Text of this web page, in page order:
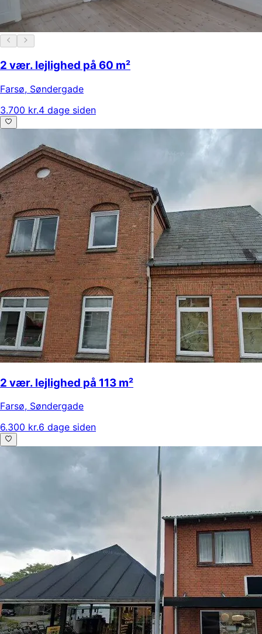
2 vær. lejlighed på 60 m²
Farsø, Søndergade
3.700 kr.4 dage siden
2 vær. lejlighed på 113 m²
Farsø, Søndergade
6.300 kr.6 dage siden